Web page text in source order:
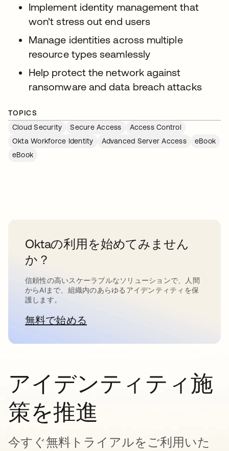
Implement identity management that
won't stress out end users
Manage identities across multiple
resource types seamlessly
Help protect the network against
ransomware and data breach attacks
TOPICS
Cloud Security
Secure Access
Access Control
Okta Workforce Identity
Advanced Server Access
eBook
eBook
Oktaの利用を始めてみません
か？
信頼性の高いスケーラブルなソリューションで、人間
からAIまで、組織内のあらゆるアイデンティティを保
護します。
無料で始める新しいタブで開く
アイデンティティ施
策を推進
今すぐ無料トライアルをご利用いた